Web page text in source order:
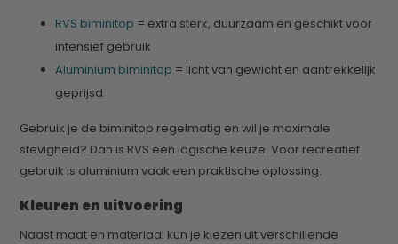
RVS biminitop = extra sterk, duurzaam en geschikt voor
intensief gebruik
Aluminium biminitop = licht van gewicht en aantrekkelijk
geprijsd
Gebruik je de biminitop regelmatig en wil je maximale
stevigheid? Dan is RVS een logische keuze. Voor recreatief
gebruik is aluminium vaak een praktische oplossing.
Kleuren en uitvoering
Naast maat en materiaal kun je kiezen uit verschillende